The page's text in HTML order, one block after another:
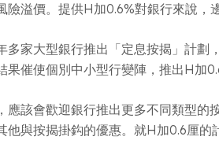
險溢價。提供H加0.6%對銀行來說，
多家大型銀行推出「定息按揭」計
催使個別中小型行變陣，推出H加
應該會歡迎銀行推出更多不同類型
他與按揭掛鈎的優惠。就H加0.6厘